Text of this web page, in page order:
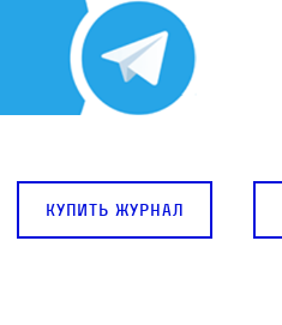
купить журнал